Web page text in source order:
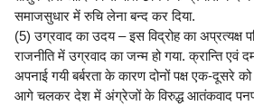
समाजसुधार में रुचि लेना बन्द कर दिया.
(5) उग्रवाद का उदय – इस विद्रोह का अप्रत्यक्ष
राजनीति में उग्रवाद का जन्म हो गया. क्रान्ति एवं
अपनाई गयी बर्बरता के कारण दोनों पक्ष एक-दूसरे
आगे चलकर देश में अंग्रेजों के विरुद्ध आतंकवाद